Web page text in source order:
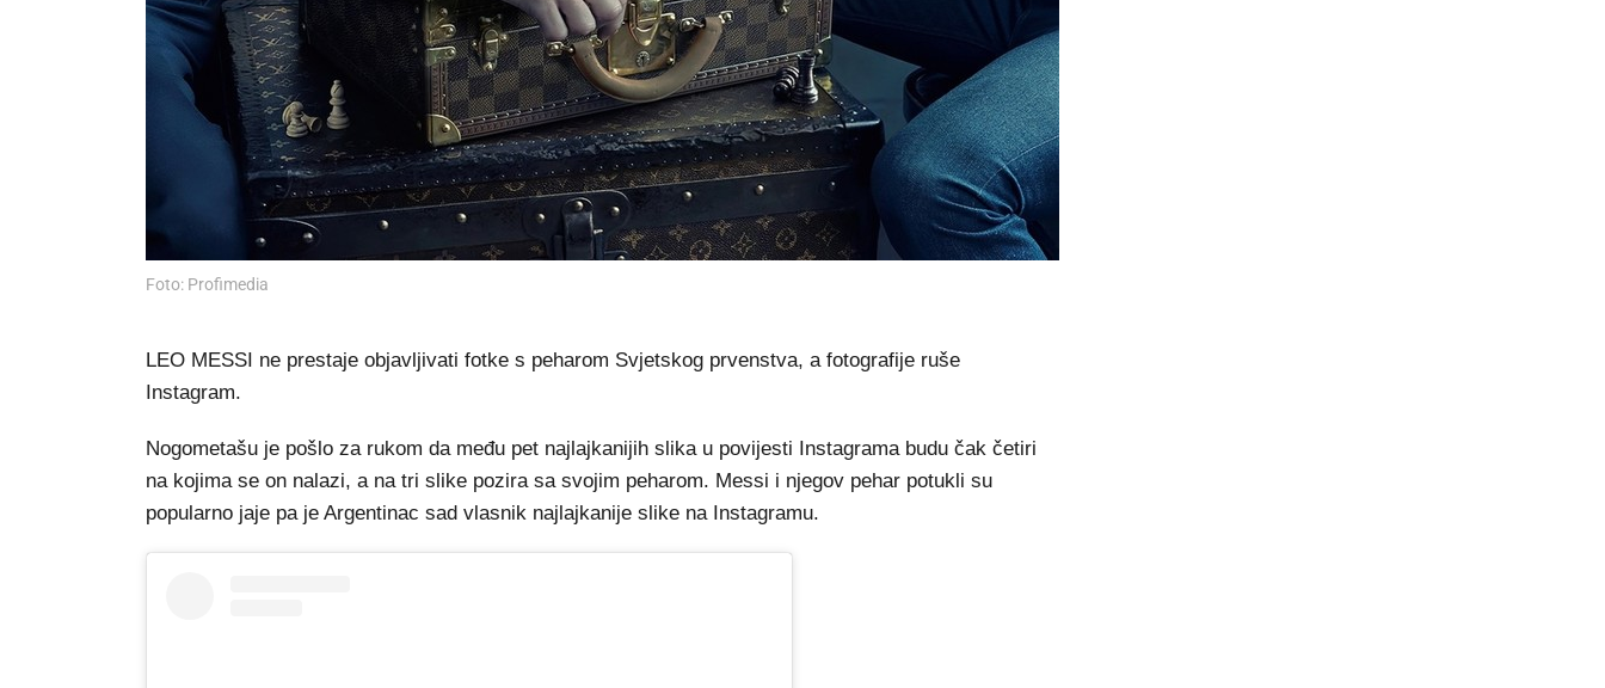
Foto: Profimedia
LEO MESSI ne prestaje objavljivati fotke s peharom Svjetskog prvenstva, a fotografije ruše
Instagram.
Nogometašu je pošlo za rukom da među pet najlajkanijih slika u povijesti Instagrama budu čak četiri
na kojima se on nalazi, a na tri slike pozira sa svojim peharom. Messi i njegov pehar potukli su
popularno jaje pa je Argentinac sad vlasnik najlajkanije slike na Instagramu.